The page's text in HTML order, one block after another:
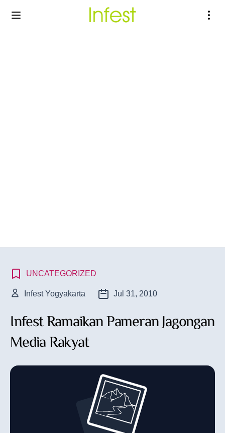
UNCATEGORIZED
Infest Yogyakarta Jul 31, 2010
Infest Ramaikan Pameran Jagongan
Media Rakyat